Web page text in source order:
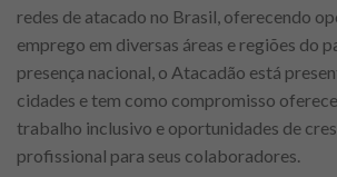
redes de atacado no Brasil, oferecendo
emprego em diversas áreas e regiões do
presença nacional, o Atacadão está
cidades e tem como compromisso
trabalho inclusivo e oportunidades de
profissional para seus colaboradores.